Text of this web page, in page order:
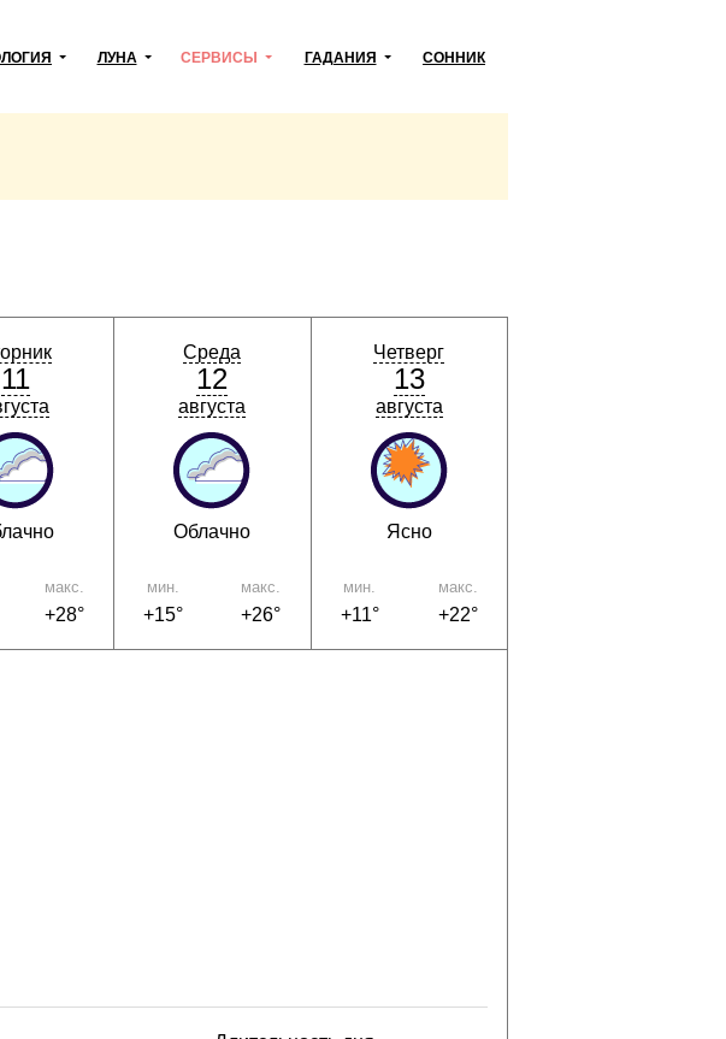
ЛУНА СЕРВИСЫ ГАДАНИЯ СОННИК
11
макс.
+28°
Среда
12
августа
Облачно
мин.
+15°
макс.
+26°
Четверг
13
августа
Ясно
мин.
+11°
макс.
+22°